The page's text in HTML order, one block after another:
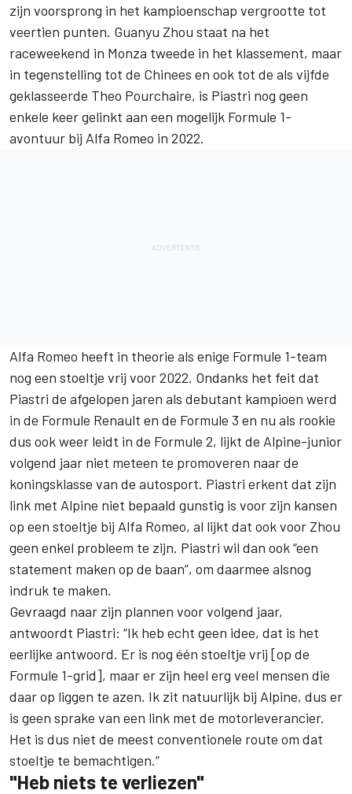
zijn voorsprong in het kampioenschap vergrootte tot
veertien punten. Guanyu Zhou staat na het
raceweekend in Monza tweede in het klassement, maar
in tegenstelling tot de Chinees en ook tot de als vijfde
geklasseerde Theo Pourchaire, is Piastri nog geen
enkele keer gelinkt aan een mogelijk Formule 1-
avontuur bij Alfa Romeo in 2022.
Alfa Romeo heeft in theorie als enige Formule 1-team
nog een stoeltje vrij voor 2022. Ondanks het feit dat
Piastri de afgelopen jaren als debutant kampioen werd
in de Formule Renault en de Formule 3 en nu als rookie
dus ook weer leidt in de Formule 2, lijkt de Alpine-junior
volgend jaar niet meteen te promoveren naar de
koningsklasse van de autosport. Piastri erkent dat zijn
link met Alpine niet bepaald gunstig is voor zijn kansen
op een stoeltje bij Alfa Romeo, al lijkt dat ook voor Zhou
geen enkel probleem te zijn. Piastri wil dan ook “een
statement maken op de baan”, om daarmee alsnog
indruk te maken.
Gevraagd naar zijn plannen voor volgend jaar,
antwoordt Piastri: “Ik heb echt geen idee, dat is het
eerlijke antwoord. Er is nog één stoeltje vrij [op de
Formule 1-grid], maar er zijn heel erg veel mensen die
daar op liggen te azen. Ik zit natuurlijk bij Alpine, dus er
is geen sprake van een link met de motorleverancier.
Het is dus niet de meest conventionele route om dat
stoeltje te bemachtigen.”
"Heb niets te verliezen"